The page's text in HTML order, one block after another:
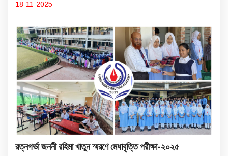
18-11-2025
রত্নগর্ভা জননী রহিমা খাতুন স্মরণে মেধাবৃত্তি পরীক্ষা-২০২৫